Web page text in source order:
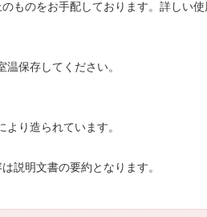
ものをお手配しております。詳しい
保存してください。
り造られています。
説明文書の要約となります。